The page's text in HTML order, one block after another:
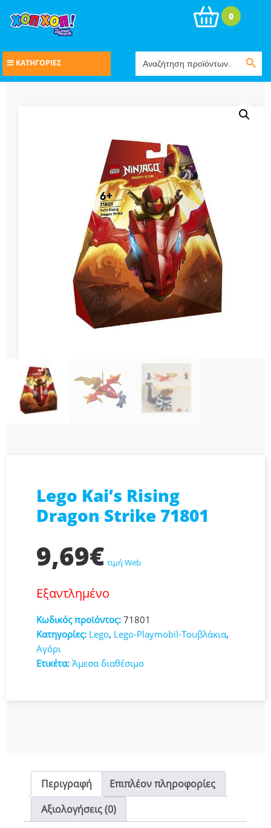
for:
Search Button
0
ΚΑΤΗΓΟΡΙΕΣ
Lego Kai’s Rising
Dragon Strike 71801
9,69€ τιμή Web
Εξαντλημένο
Κωδικός προϊόντος: 71801
Κατηγορίες: Lego, Lego-Playmobil-Τουβλάκια,
Αγόρι
Ετικέτα: Άμεσα διαθέσιμο
Περιγραφή
Επιπλέον πληροφορίες
Αξιολογήσεις (0)